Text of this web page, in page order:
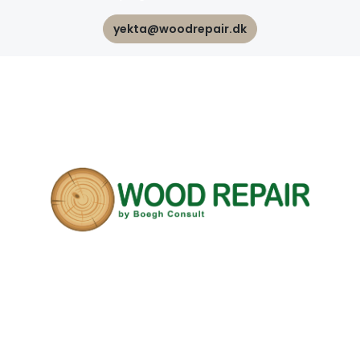
yekta@woodrepair.dk